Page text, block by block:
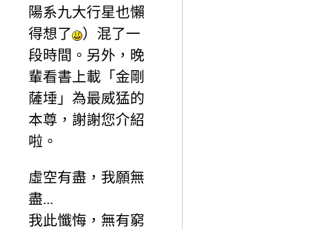
陽系九大行星也懶
得想了
）混了一
段時間。另外，晚
輩看書上載「金剛
薩埵」為最威猛的
本尊，謝謝您介紹
啦。
虛空有盡，我願無
盡...
我此懺悔，無有窮